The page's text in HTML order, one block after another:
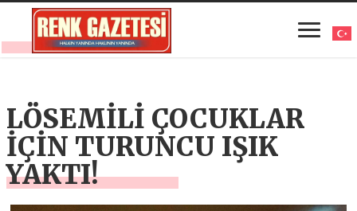
LÖSEMİLİ ÇOCUKLAR
İÇİN TURUNCU IŞIK
YAKTI!